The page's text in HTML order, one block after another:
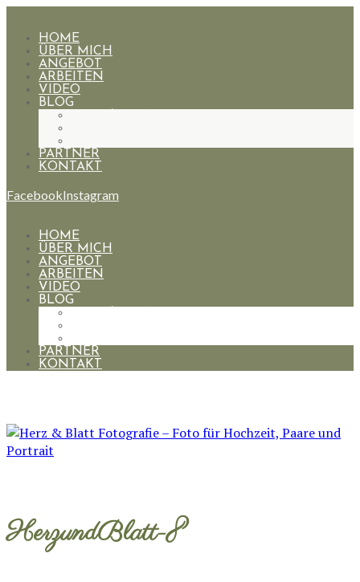
HOME
ÜBER MICH
ANGEBOT
ARBEITEN
VIDEO
BLOG
PARTNER
KONTAKT
FacebookInstagram
HOME
ÜBER MICH
ANGEBOT
ARBEITEN
VIDEO
BLOG
PARTNER
KONTAKT
HerzundBlatt-8